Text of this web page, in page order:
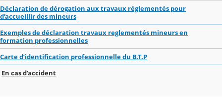
Déclaration de dérogation aux travaux réglementés pour
d’accueillir des mineurs
Exemples de déclaration travaux reglementés mineurs en
formation professionnelles
Carte d’identification professionnelle du B.T.P
En cas d’accident